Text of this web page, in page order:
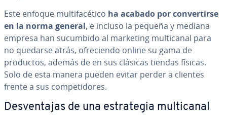
Este enfoque mu­l­ti­fa­cé­ti­co ha acabado por co­n­ve­r­ti­r­se
en la norma general, e incluso la pequeña y mediana
empresa han sucumbido al marketing mu­l­ti­ca­nal para
no quedarse atrás, ofre­cie­n­do online su gama de
productos, además de en sus clásicas tiendas físicas.
Solo de esta manera pueden evitar perder a clientes
frente a sus co­m­pe­ti­do­res.
De­s­ve­n­ta­jas de una es­tra­te­gia mu­l­ti­ca­nal